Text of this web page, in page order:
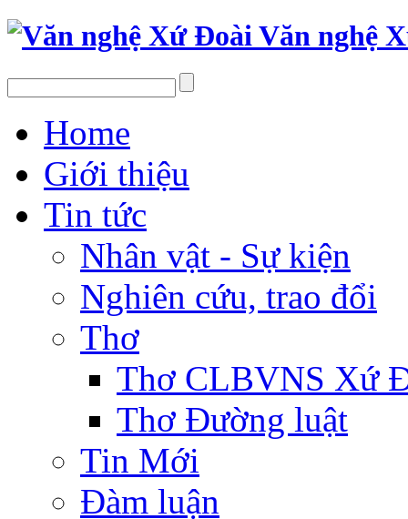
Văn nghệ
Home
Giới thiệu
Tin tức
Nhân vật - Sự kiện
Nghiên cứu, trao đổi
Thơ
Thơ CLBVNS Xứ
Thơ Đường luật
Tin Mới
Đàm luận